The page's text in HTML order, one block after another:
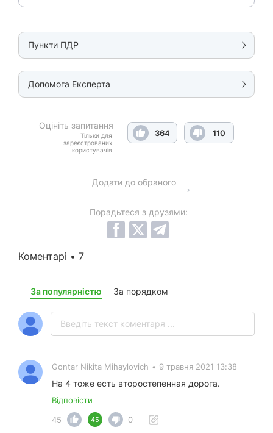
Пункти ПДР
Допомога Експерта
Оцініть запитання
Тільки для
зареєстрованих
користувачів
364 110
Додати до обраного
Порадьтеся з друзями:
Коментарі • 7
За популярністю За порядком
Gontar Nikita Mihaylovich • 9 травня 2021 13:38
На 4 тоже есть второстепенная дорога.
Відповісти
45
45 0